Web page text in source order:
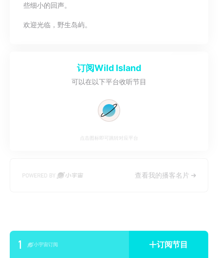
些细小的回声。
欢迎光临，野生岛屿。
订阅Wild Island
可以在以下平台收听节目
点击图标即可跳转对应平台
查看我的播客名片
1 小宇宙订阅 订阅节目